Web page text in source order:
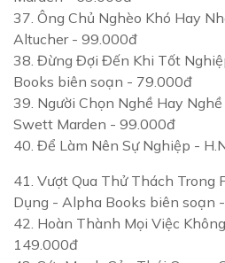
37. Ông Chủ Nghèo Khó Hay
Altucher - 99.000đ
38. Đừng Đợi Đến Khi Tốt
Books biên soạn - 79.000đ
39. Người Chọn Nghề Hay
Swett Marden - 99.000đ
40. Để Làm Nên Sự Nghiệp -
41. Vượt Qua Thử Thách Trong
Dụng - Alpha Books biên soạn
42. Hoàn Thành Mọi Việc
149.000đ